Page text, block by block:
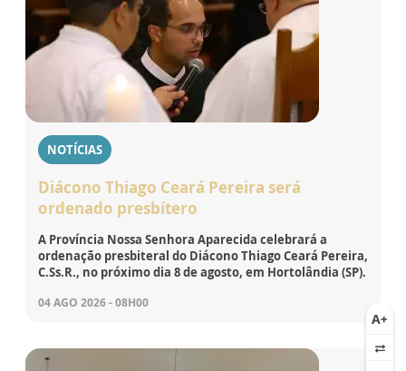
NOTÍCIAS
Diácono Thiago Ceará Pereira será
ordenado presbítero
A Província Nossa Senhora Aparecida celebrará a
ordenação presbiteral do Diácono Thiago Ceará Pereira,
C.Ss.R., no próximo dia 8 de agosto, em Hortolândia (SP).
04 AGO 2026 - 08H00